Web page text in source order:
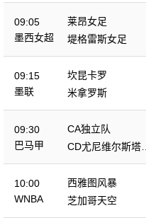
09:05
墨西女超
莱昂女足
堤格雷斯女足
09:15
墨联
坎昆卡罗
米拿罗斯
09:30
巴马甲
CA独立队
CD尤尼维尔斯塔里
奥
10:00
WNBA
西雅图风暴
芝加哥天空